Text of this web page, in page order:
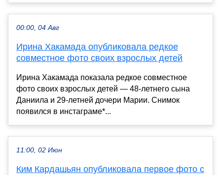
00:00, 04 Авг
Ирина Хакамада опубликовала редкое
совместное фото своих взрослых детей
Ирина Хакамада показала редкое совместное
фото своих взрослых детей — 48-летнего сына
Даниила и 29-летней дочери Марии. Снимок
появился в инстаграме*...
11:00, 02 Июн
Ким Кардашьян опубликовала первое фото с